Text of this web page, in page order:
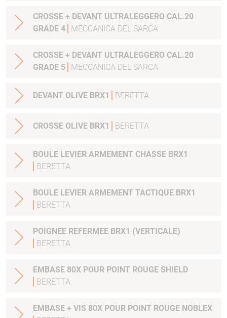
CROSSE + DEVANT ULTRALEGGERO CAL.20
GRADE 4
MECCANICA DEL SARCA
CROSSE + DEVANT ULTRALEGGERO CAL.20
GRADE 5
MECCANICA DEL SARCA
DEVANT OLIVE BRX1 BERETTA
CROSSE OLIVE BRX1 BERETTA
BOULE LEVIER ARMEMENT CHASSE BRX1
BERETTA
BOULE LEVIER ARMEMENT TACTIQUE BRX1
BERETTA
POIGNEE REFERMEE BRX1 (VERTICALE)
BERETTA
EMBASE 80X POUR POINT ROUGE SHIELD
BERETTA
EMBASE + VIS 80X POUR POINT ROUGE NOBLEX